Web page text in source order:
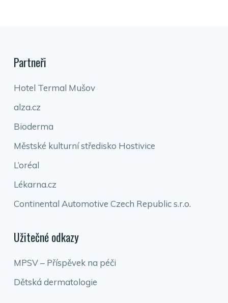
Partneři
Hotel Termal Mušov
alza.cz
Bioderma
Městské kulturní středisko Hostivice
L’oréal
Lékarna.cz
Continental Automotive Czech Republic s.r.o.
Užitečné odkazy
MPSV – Příspěvek na péči
Dětská dermatologie